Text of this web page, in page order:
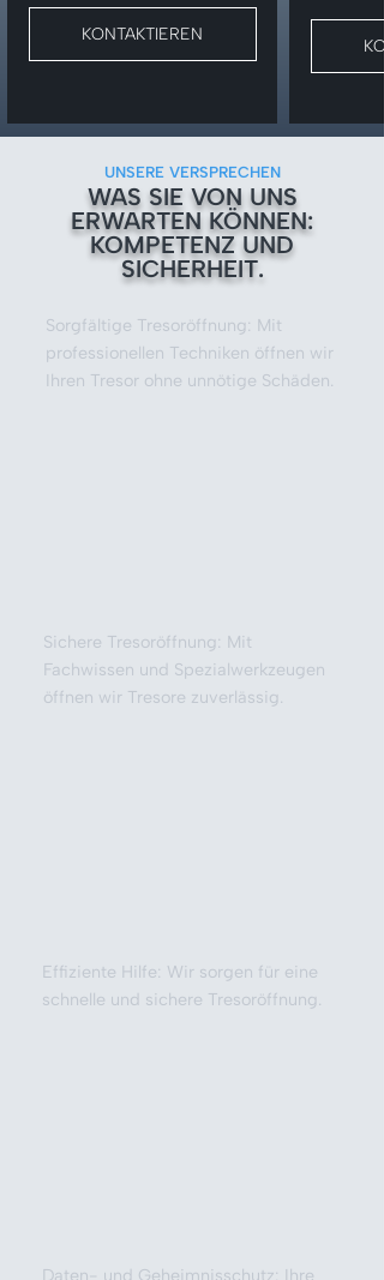
KONTAKTIEREN
UNSERE VERSPRECHEN
WAS SIE VON UNS
ERWARTEN KÖNNEN:
KOMPETENZ UND
SICHERHEIT.
Sorgfältige Tresoröffnung: Mit
professionellen Techniken öffnen wir
Ihren Tresor ohne unnötige Schäden.
Sichere Tresoröffnung: Mit
Fachwissen und Spezialwerkzeugen
öffnen wir Tresore zuverlässig.
Effiziente Hilfe: Wir sorgen für eine
schnelle und sichere Tresoröffnung.
Daten- und Geheimnisschutz: Ihre